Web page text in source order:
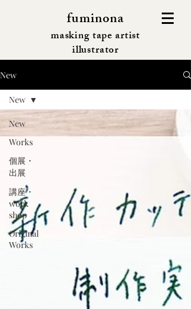
fuminona
masking tape artist
illustrator
New
New
Works
個展・
出展
講座・
work
shop
Original
Works
New